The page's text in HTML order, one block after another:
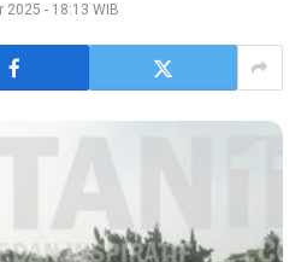
2025 - 18:13 WIB